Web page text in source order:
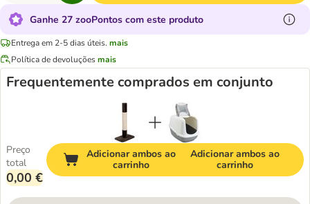
Ganhe 27 zooPontos com este produto
Entrega em 2-5 dias úteis. mais
Política de devoluçõesmais
Frequentemente comprados em conjunto
Preço
total
0,00 €
Adicionar ambos ao
carrinho
Adicionar ambos ao
carrinho